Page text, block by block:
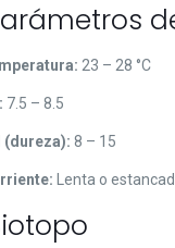
23 – 28 °C
7.5 – 8.5
(dureza): 8 – 15
Lenta o